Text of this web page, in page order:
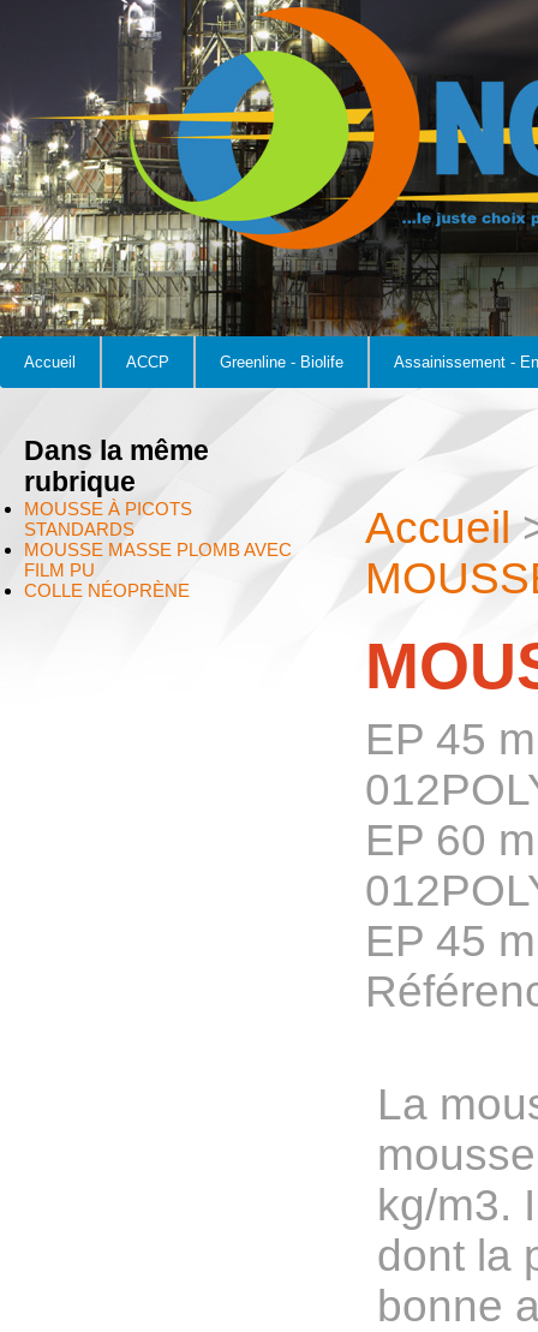
Accueil ACCP Greenline - Biolife Assainissement -
Dans la même
rubrique
MOUSSE À PICOTS
STANDARDS
MOUSSE MASSE PLOMB AVEC
FILM PU
COLLE NÉOPRÈNE
Accueil
EP 45
EP 60
EP 45
La
kg/m3.
dont la
bonne